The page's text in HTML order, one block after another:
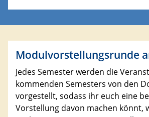
Modulvorstellungsrunde
Jedes Semester werden die
kommenden Semesters von den
vorgestellt, sodass ihr euch eine
Vorstellung davon machen könnt,